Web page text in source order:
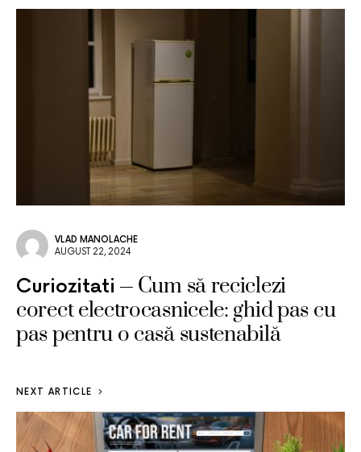
VLAD MANOLACHE
AUGUST 22, 2024
Curiozitati
Cum să reciclezi
corect electrocasnicele: ghid pas cu
pas pentru o casă sustenabilă
NEXT ARTICLE